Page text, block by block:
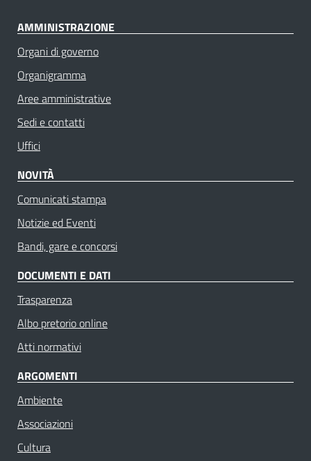
AMMINISTRAZIONE
Organi di governo
Organigramma
Aree amministrative
Sedi e contatti
Uffici
NOVITÀ
Comunicati stampa
Notizie ed Eventi
Bandi, gare e concorsi
DOCUMENTI E DATI
Trasparenza
Albo pretorio online
Atti normativi
ARGOMENTI
Ambiente
Associazioni
Cultura